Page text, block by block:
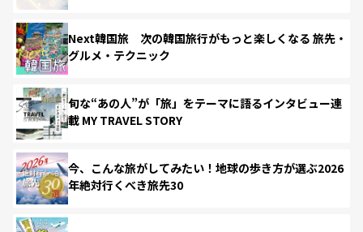
Next韓国旅 次の韓国旅行がもっと楽しくなる 旅先・
グルメ・テクニック
旬な“あの人”が「旅」をテーマに語るインタビュー連
載 MY TRAVEL STORY
今、こんな旅がしてみたい！地球の歩き方が選ぶ2026
年絶対行くべき旅先30